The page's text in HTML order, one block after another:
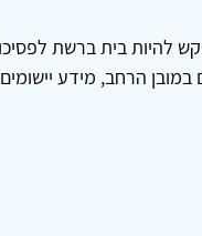
להיות בית ברשת
במובן הרחב, מידע